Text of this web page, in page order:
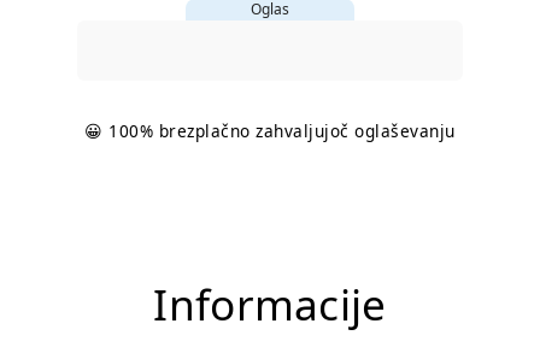
Oglas
😀 100% brezplačno zahvaljujoč oglaševanju
Informacije